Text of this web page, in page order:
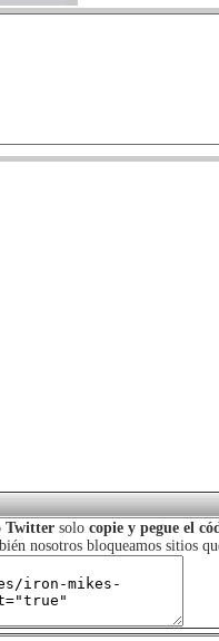
Twitter solo copie y pegue el
nosotros bloqueamos sitios